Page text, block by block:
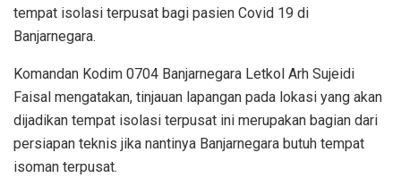
tempat isolasi terpusat bagi pasien Covid 19 di
Banjarnegara.
Komandan Kodim 0704 Banjarnegara Letkol Arh Sujeidi
Faisal mengatakan, tinjauan lapangan pada lokasi yang akan
dijadikan tempat isolasi terpusat ini merupakan bagian dari
persiapan teknis jika nantinya Banjarnegara butuh tempat
isoman terpusat.